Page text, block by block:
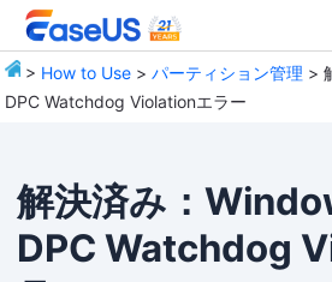
> How to Use >パーティション管理 >
DPC Watchdog Violationエラー
解決済み：
DPC Watchdog